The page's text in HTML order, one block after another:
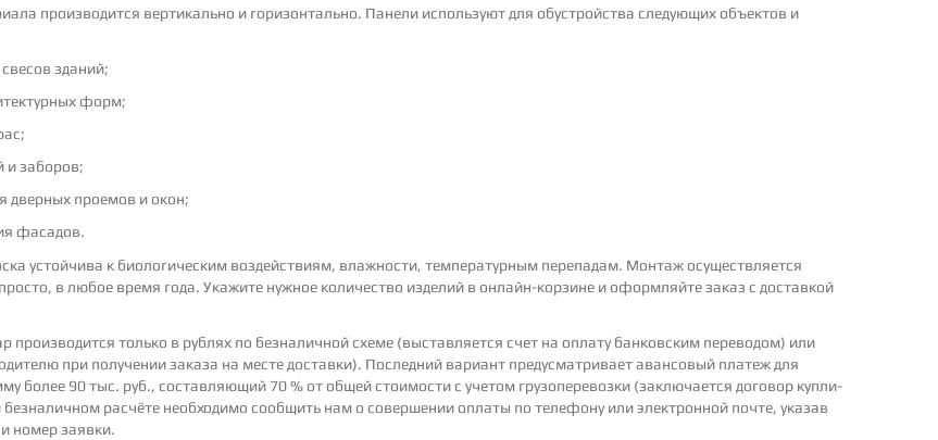
производится вертикально и горизонтально. Панели используют для обустройства следующих объектов и
зданий;
форм;
и заборов;
дверных проемов и окон;
фасадов.
устойчива к биологическим воздействиям, влажности, температурным перепадам. Монтаж осуществляется
в любое время года. Укажите нужное количество изделий в онлайн-корзине и оформляйте заказ с доставкой
производится только в рублях по безналичной схеме (выставляется счет на оплату банковским переводом) или
при получении заказа на месте доставки). Последний вариант предусматривает авансовый платеж для
более 90 тыс. руб., составляющий 70 % от общей стоимости с учетом грузоперевозки (заключается договор купли-
расчёте необходимо сообщить нам о совершении оплаты по телефону или электронной почте, указав
номер заявки.